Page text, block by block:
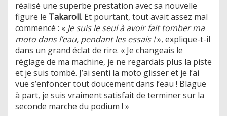
réalisé une superbe prestation avec sa nouvelle
figure le Takaroll. Et pourtant, tout avait assez mal
commencé : « Je suis le seul à avoir fait tomber ma
moto dans l’eau, pendant les essais !», explique-t-il
dans un grand éclat de rire. « Je changeais le
réglage de ma machine, je ne regardais plus la piste
et je suis tombé. J’ai senti la moto glisser et je l’ai
vue s’enfoncer tout doucement dans l’eau ! Blague
à part, je suis vraiment satisfait de terminer sur la
seconde marche du podium ! »